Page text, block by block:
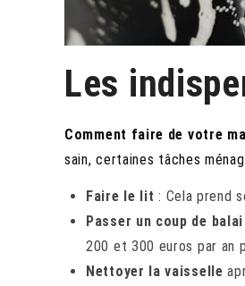
Les
Comment faire de votre
sain, certaines tâches
Faire le lit : Cela prend
Passer un coup de
200 et 300 euros par an
Nettoyer la vaisselle